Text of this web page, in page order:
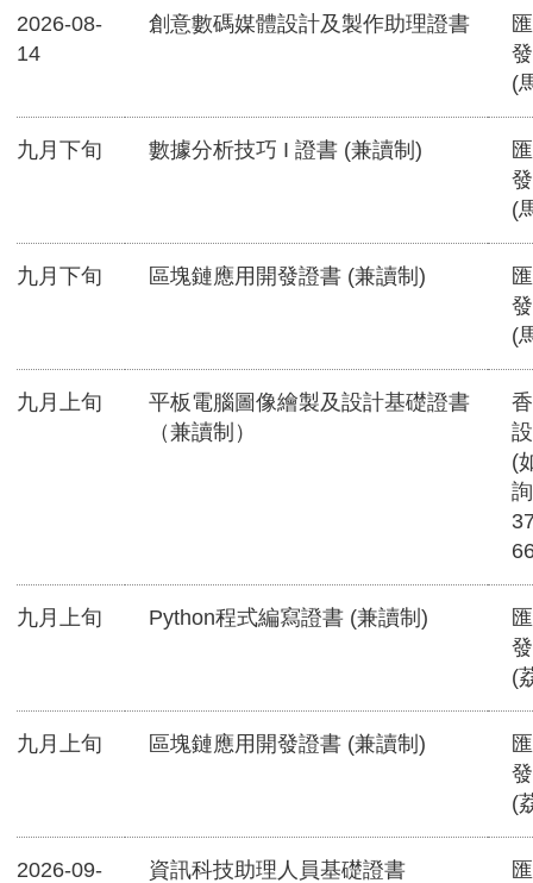
2026-08-
14
創意數碼媒體設計及製作助理證書
(
九月下旬 數據分析技巧 I 證書 (兼讀制)
(
九月下旬 區塊鏈應用開發證書 (兼讀制)
(
九月上旬
平板電腦圖像繪製及設計基礎證書
（兼讀制）
(
九月上旬 Python程式編寫證書 (兼讀制)
(
九月上旬 區塊鏈應用開發證書 (兼讀制)
(
2026-09-
資訊科技助理人員基礎證書